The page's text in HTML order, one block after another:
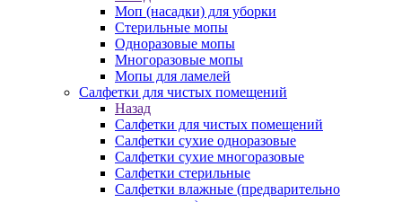
Моп (насадки) для уборки
Стерильные мопы
Одноразовые мопы
Многоразовые мопы
Мопы для ламелей
Салфетки для чистых помещений
Назад
Салфетки для чистых помещений
Салфетки сухие одноразовые
Салфетки сухие многоразовые
Салфетки стерильные
Салфетки влажные (предварительно